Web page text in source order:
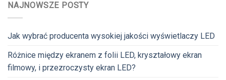
NAJNOWSZE POSTY
Jak wybrać producenta wysokiej jakości wyświetlaczy LED
Różnice między ekranem z folii LED, kryształowy ekran
filmowy, i przezroczysty ekran LED?